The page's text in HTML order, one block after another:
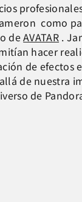
como
deAVATAR .
hacer
de
de
de